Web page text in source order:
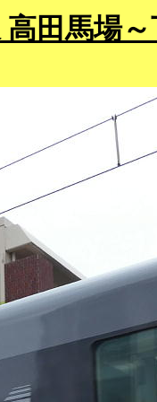
田馬場